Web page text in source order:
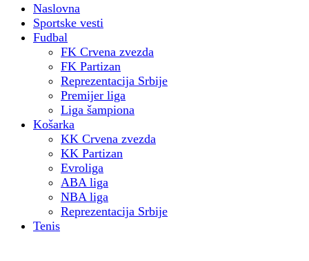
Naslovna
Sportske vesti
Fudbal
FK Crvena zvezda
FK Partizan
Reprezentacija Srbije
Premijer liga
Liga šampiona
Košarka
KK Crvena zvezda
KK Partizan
Evroliga
ABA liga
NBA liga
Reprezentacija Srbije
Tenis